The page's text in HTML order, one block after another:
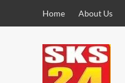
Home About Us